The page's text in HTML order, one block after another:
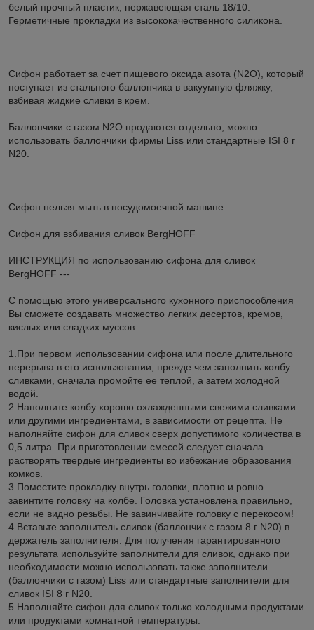
белый прочный пластик, нержавеющая сталь 18/10.
Герметичные прокладки из высококачественного силикона.
Сифон работает за счет пищевого оксида азота (N2O), который
поступает из стального баллончика в вакуумную фляжку,
взбивая жидкие сливки в крем.
Баллончики с газом N2O продаются отдельно, можно
использовать баллончики фирмы Liss или стандартные ISI 8 г
N20.
Сифон нельзя мыть в посудомоечной машине.
Сифон для взбивания сливок BergHOFF
ИНСТРУКЦИЯ по использованию сифона для сливок
BergHOFF ---
С помощью этого универсального кухонного приспособления
Вы сможете создавать множество легких десертов, кремов,
кислых или сладких муссов.
1.При первом использовании сифона или после длительного
перерыва в его использовании, прежде чем заполнить колбу
сливками, сначала промойте ее теплой, а затем холодной
водой.
2.Наполните колбу хорошо охлажденными свежими сливками
или другими ингредиентами, в зависимости от рецепта. Не
наполняйте сифон для сливок сверх допустимого количества в
0,5 литра. При приготовлении смесей следует сначала
растворять твердые ингредиенты во избежание образования
комков.
3.Поместите прокладку внутрь головки, плотно и ровно
завинтите головку на колбе. Головка установлена правильно,
если не видно резьбы. Не завинчивайте головку с перекосом!
4.Вставьте заполнитель сливок (баллончик с газом 8 г N20) в
держатель заполнителя. Для получения гарантированного
результата используйте заполнители для сливок, однако при
необходимости можно использовать также заполнители
(баллончики с газом) Liss или стандартные заполнители для
сливок ISI 8 г N20.
5.Наполняйте сифон для сливок только холодными продуктами
или продуктами комнатной температуры.